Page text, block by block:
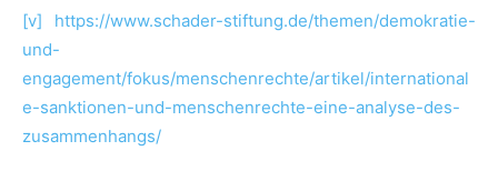
[v]
https://www.schader-stiftung.de/themen/demokratie-
und-
engagement/fokus/menschenrechte/artikel/international
e-sanktionen-und-menschenrechte-eine-analyse-des-
zusammenhangs/